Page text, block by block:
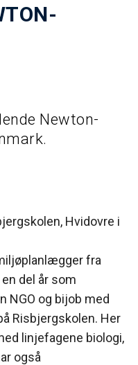
Newton-
Hvidovre i
fra
del år som
NGO og bijob med
Risbjergskolen. Her
linjefagene biologi,
også